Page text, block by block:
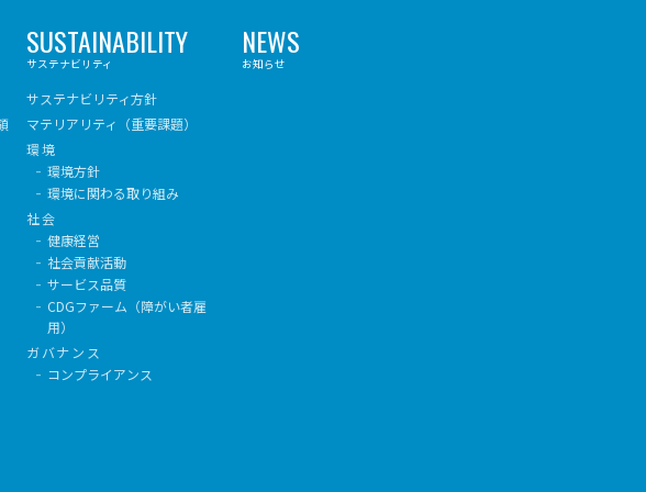
SUSTAINABILITY
サステナビリティ
サステナビリティ方針
マテリアリティ（重要課題）
環境
環境方針
環境に関わる取り組み
社会
健康経営
社会貢献活動
サービス品質
CDGファーム（障がい者雇
用）
ガバナンス
コンプライアンス
NEWS
お知らせ